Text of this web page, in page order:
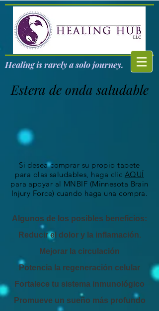
Healing is rarely a solo journey.
Estera de onda saludable
Si desea comprar su propio tapete
para olas saludables, haga clic AQUÍ
para apoyar al MNBIF (Minnesota Brain
Injury Force) cuando haga una compra.
Algunos de los posibles beneficios:
Reducir el dolor y la inflamación.
Mejorar la circulación
Potencia la regeneración celular
Fortalece tu sistema inmunológico
Promueve un sueño más profundo